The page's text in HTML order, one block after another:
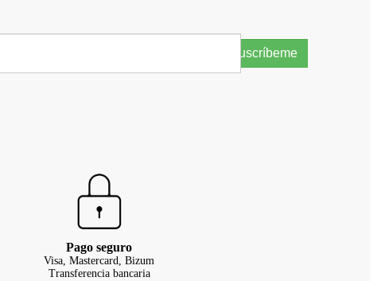
Suscríbeme
Pago seguro
Visa, Mastercard, Bizum
Transferencia bancaria